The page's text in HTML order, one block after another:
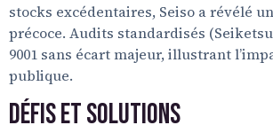
stocks excédentaires, Seiso a révélé
précoce. Audits standardisés
9001 sans écart majeur, illustrant
publique.
Défis et Solutions